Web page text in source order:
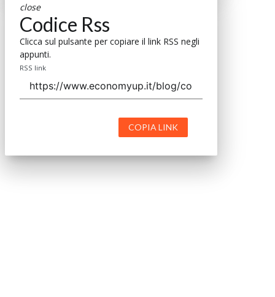
close
Codice Rss
Clicca sul pulsante per copiare il link RSS negli
appunti.
RSS link
COPIA LINK